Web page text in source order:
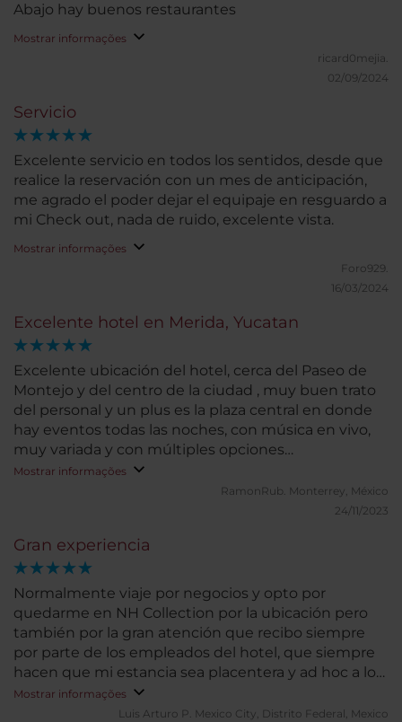
Gran experiencia
Normalmente viaje por negocios y opto por
quedarme en NH Collection por la ubicación pero
también por la gran atención que recibo siempre
por parte de los empleados del hotel, que siempre
hacen que mi estancia sea placentera y ad hoc a lo
que necesito
Mostrar informações
Luis Arturo P. Mexico City, Distrito Federal, Mexico
Abajo hay buenos restaurantes
Mostrar informações
ricard0mejia.
02/09/2024
Servicio
Excelente servicio en todos los sentidos, desde que
realice la reservación con un mes de anticipación,
me agrado el poder dejar el equipaje en resguardo a
mi Check out, nada de ruido, excelente vista.
Mostrar informações
Foro929.
16/03/2024
Excelente hotel en Merida, Yucatan
Excelente ubicación del hotel, cerca del Paseo de
Montejo y del centro de la ciudad , muy buen trato
del personal y un plus es la plaza central en donde
hay eventos todas las noches, con música en vivo,
muy variada y con múltiples opciones
gastronómicas de buena calidad.
Mostrar informações
RamonRub. Monterrey, México
24/11/2023